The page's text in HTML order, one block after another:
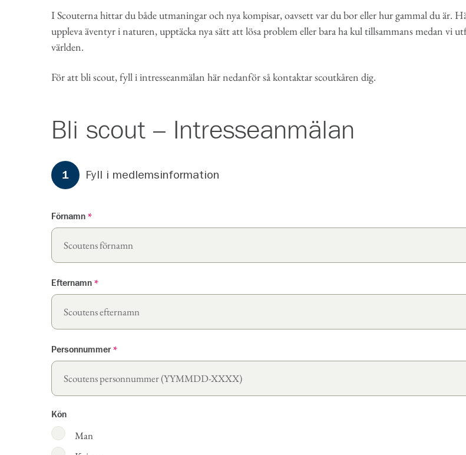
I Scouterna hittar du både utmaningar och nya kompisar, oavsett var du bor eller hur gammal du är.
uppleva äventyr i naturen, upptäcka nya sätt att lösa problem eller bara ha kul tillsammans medan vi
världen.
För att bli scout, fyll i intresseanmälan här nedanför så kontaktar scoutkåren dig.
Bli scout – Intresseanmälan
Formuläret har steg.
1 Steg 1
Fyll i medlemsinformation
Förnamn *
Efternamn *
Personnummer *
Kön
Man